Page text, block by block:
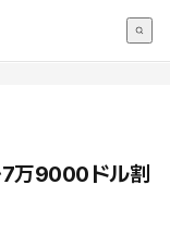
7万9000ドル割